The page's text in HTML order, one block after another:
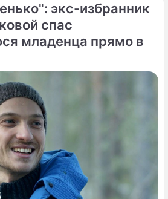
экс-избранник
спас
младенца прямо в